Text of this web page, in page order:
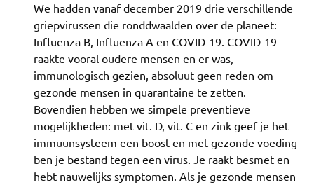
We hadden vanaf december 2019 drie verschillende
griepvirussen die ronddwaalden over de planeet:
Influenza B, Influenza A en COVID-19. COVID-19
raakte vooral oudere mensen en er was,
immunologisch gezien, absoluut geen reden om
gezonde mensen in quarantaine te zetten.
Bovendien hebben we simpele preventieve
mogelijkheden: met vit. D, vit. C en zink geef je het
immuunsysteem een boost en met gezonde voeding
ben je bestand tegen een virus. Je raakt besmet en
hebt nauwelijks symptomen. Als je gezonde mensen